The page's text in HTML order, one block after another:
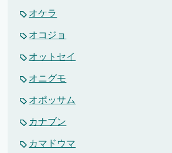
オケラ
オコジョ
オットセイ
オニグモ
オポッサム
カナブン
カマドウマ